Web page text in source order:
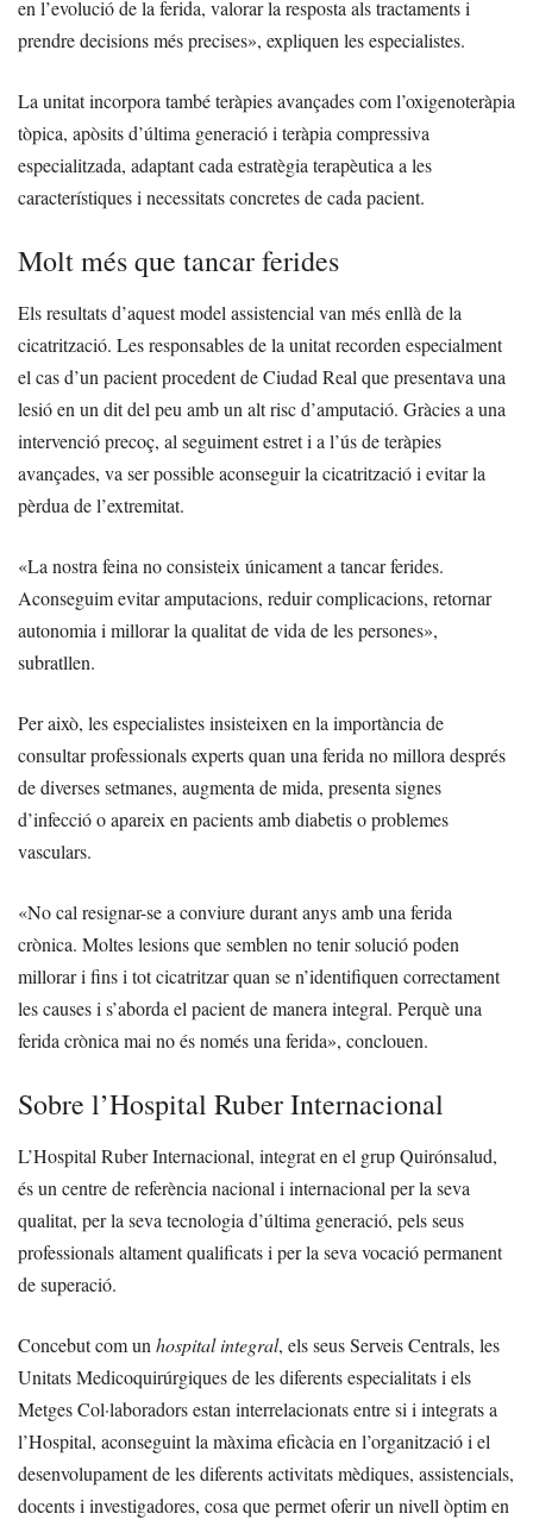
en l’evolució de la ferida, valorar la resposta als tractaments i
prendre decisions més precises», expliquen les especialistes.
La unitat incorpora també teràpies avançades com l’oxigenoteràpia
tòpica, apòsits d’última generació i teràpia compressiva
especialitzada, adaptant cada estratègia terapèutica a les
característiques i necessitats concretes de cada pacient.
Molt més que tancar ferides
Els resultats d’aquest model assistencial van més enllà de la
cicatrització. Les responsables de la unitat recorden especialment
el cas d’un pacient procedent de Ciudad Real que presentava una
lesió en un dit del peu amb un alt risc d’amputació. Gràcies a una
intervenció precoç, al seguiment estret i a l’ús de teràpies
avançades, va ser possible aconseguir la cicatrització i evitar la
pèrdua de l’extremitat.
«La nostra feina no consisteix únicament a tancar ferides.
Aconseguim evitar amputacions, reduir complicacions, retornar
autonomia i millorar la qualitat de vida de les persones»,
subratllen.
Per això, les especialistes insisteixen en la importància de
consultar professionals experts quan una ferida no millora després
de diverses setmanes, augmenta de mida, presenta signes
d’infecció o apareix en pacients amb diabetis o problemes
vasculars.
«No cal resignar-se a conviure durant anys amb una ferida
crònica. Moltes lesions que semblen no tenir solució poden
millorar i fins i tot cicatritzar quan se n’identifiquen correctament
les causes i s’aborda el pacient de manera integral. Perquè una
ferida crònica mai no és només una ferida», conclouen.
Sobre l’Hospital Ruber Internacional
L’Hospital Ruber Internacional, integrat en el grup Quirónsalud,
és un centre de referència nacional i internacional per la seva
qualitat, per la seva tecnologia d’última generació, pels seus
professionals altament qualificats i per la seva vocació permanent
de superació.
Concebut com un hospital integral, els seus Serveis Centrals, les
Unitats Medicoquirúrgiques de les diferents especialitats i els
Metges Col·laboradors estan interrelacionats entre si i integrats a
l’Hospital, aconseguint la màxima eficàcia en l’organització i el
desenvolupament de les diferents activitats mèdiques, assistencials,
docents i investigadores, cosa que permet oferir un nivell òptim en